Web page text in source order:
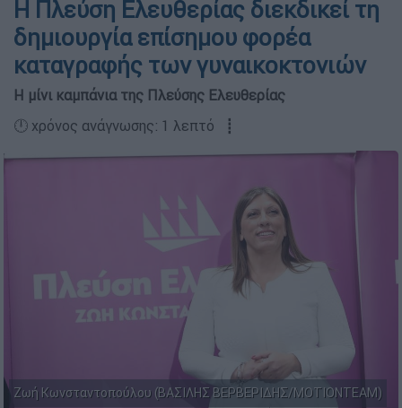
Η Πλεύση Ελευθερίας διεκδικεί τη
δημιουργία επίσημου φορέα
καταγραφής των γυναικοκτονιών
Η μίνι καμπάνια της Πλεύσης Ελευθερίας
🕛 χρόνος ανάγνωσης: 1 λεπτό ┋
Ζωή Κωνσταντοπούλου (ΒΑΣΙΛΗΣ ΒΕΡΒΕΡΙΔΗΣ/ΜΟΤΙΟΝΤΕΑΜ)